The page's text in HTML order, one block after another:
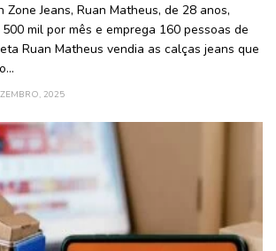
Zone Jeans, Ruan Matheus, de 28 anos,
mil por mês e emprega 160 pessoas de
Ruan Matheus vendia as calças jeans que
2025